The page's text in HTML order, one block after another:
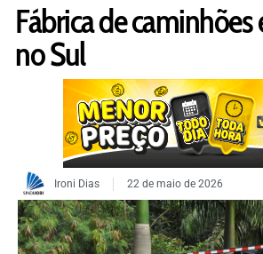
Fábrica de caminhões
no Sul
Ironi Dias 22 de maio de 2026